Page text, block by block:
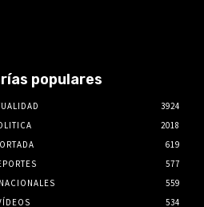
populares
3924
2018
619
577
559
534